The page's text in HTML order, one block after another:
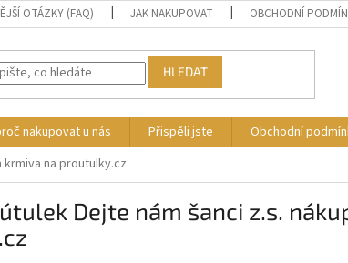
OTÁZKY (FAQ) JAK NAKUPOVAT OBCHODNÍ
HLEDAT
nakupovat u nás Přispěli jste
Obchodní
na proutulky.cz
Dejte nám šanci z.s.